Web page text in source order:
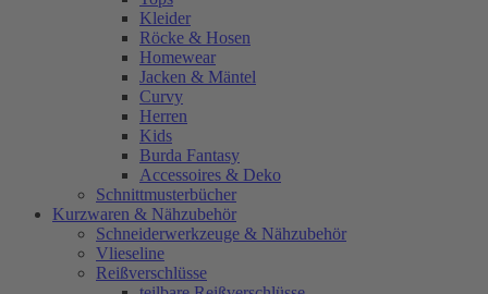
Kleider
Röcke & Hosen
Homewear
Jacken & Mäntel
Curvy
Herren
Kids
Burda Fantasy
Accessoires & Deko
Schnittmusterbücher
Kurzwaren & Nähzubehör
Schneiderwerkzeuge & Nähzubehör
Vlieseline
Reißverschlüsse